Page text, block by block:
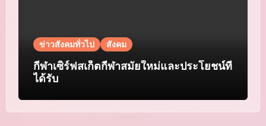
ข่าวสังคมทั่วไป สังคม
กีฬาเซิร์ฟสเก็ตกีฬาสมัยใหม่และประโยชน์ที่
ได้รับ